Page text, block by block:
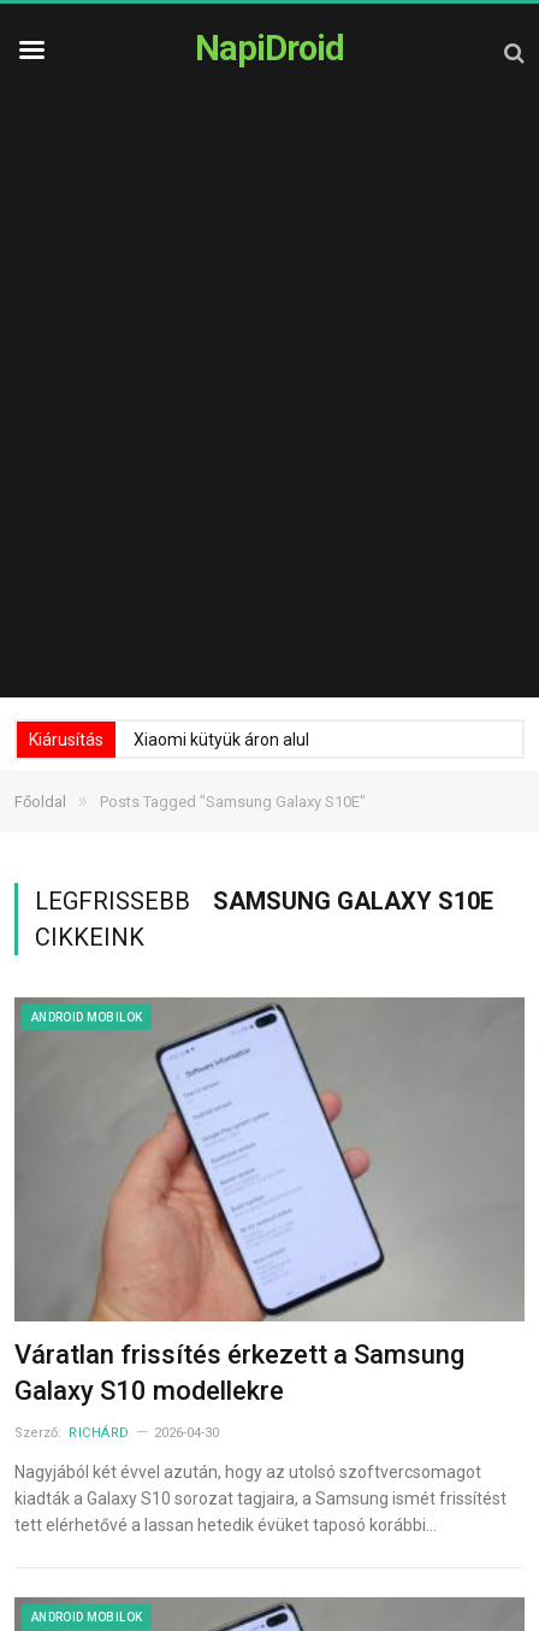
NapiDroid
Kiárusítás Xiaomi kütyük áron alul
Főoldal » Posts Tagged "Samsung Galaxy S10E"
LEGFRISSEBB
SAMSUNG GALAXY S10E
CIKKEINK
ANDROID MOBILOK
Váratlan frissítés érkezett a Samsung
Galaxy S10 modellekre
Szerző: RICHÁRD 2026-04-30
Nagyjából két évvel azután, hogy az utolsó szoftvercsomagot
kiadták a Galaxy S10 sorozat tagjaira, a Samsung ismét frissítést
tett elérhetővé a lassan hetedik évüket taposó korábbi…
ANDROID MOBILOK